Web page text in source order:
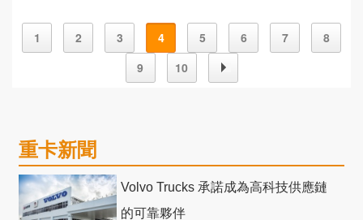
1 2 3 4 5 6 7
8
9
10
重卡新聞
Volvo Trucks 承諾成為高科技供應鏈
的可靠夥伴